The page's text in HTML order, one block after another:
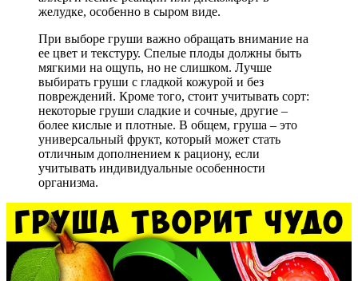
желудке, особенно в сыром виде.
При выборе груши важно обращать внимание на
ее цвет и текстуру. Спелые плоды должны быть
мягкими на ощупь, но не слишком. Лучше
выбирать груши с гладкой кожурой и без
повреждений. Кроме того, стоит учитывать сорт:
некоторые груши сладкие и сочные, другие –
более кислые и плотные. В общем, груша – это
универсальный фрукт, который может стать
отличным дополнением к рациону, если
учитывать индивидуальные особенности
организма.